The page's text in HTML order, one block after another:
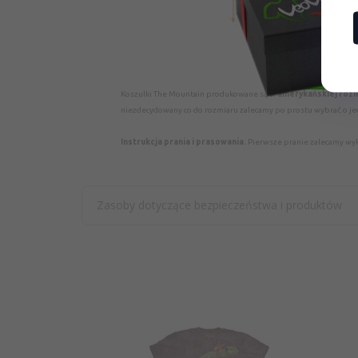
Koszulki The Mountain produkowane są wamerykańskiej
niezdecydowany co do rozmiaru zalecamy po prostu wybrać o
Instrukcja prania i prasowania. Pierwsze pranie zalecamy